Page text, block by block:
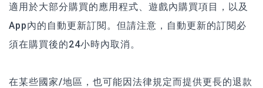
適用於大部分購買的應用程式、遊戲內購買項目，以及
App內的自動更新訂閱。但請注意，自動更新的訂閱必
須在購買後的24小時內取消。
在某些國家/地區，也可能因法律規定而提供更長的退款